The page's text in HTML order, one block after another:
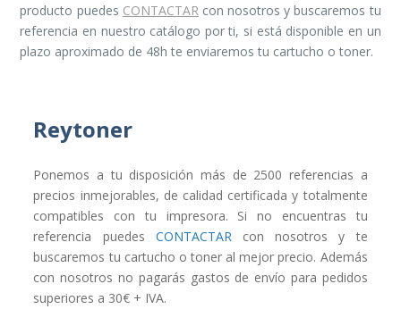
producto puedes CONTACTARcon nosotros y buscaremos tu
referencia en nuestro catálogo por ti, si está disponible en un
plazo aproximado de 48h te enviaremos tu cartucho o toner.
Reytoner
Ponemos a tu disposición más de 2500 referencias a
precios inmejorables, de calidad certificada y totalmente
compatibles con tu impresora. Si no encuentras tu
referencia puedes CONTACTARcon nosotros y te
buscaremos tu cartucho o toner al mejor precio. Además
con nosotros no pagarás gastos de envío para pedidos
superiores a 30€ + IVA.